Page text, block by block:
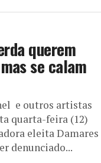
querem
se calam
e outros artistas
quarta-feira (12)
eleita Damares
denunciado...